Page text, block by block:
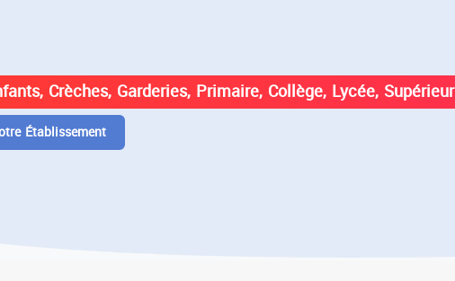
Crèches, Garderies, Primaire, Collège, Lycée, Supérieur
Établissement